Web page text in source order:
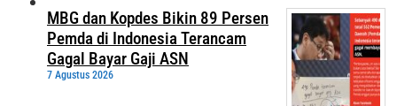
MBG dan Kopdes Bikin 89 Persen
Pemda di Indonesia Terancam
Gagal Bayar Gaji ASN
7 Agustus 2026